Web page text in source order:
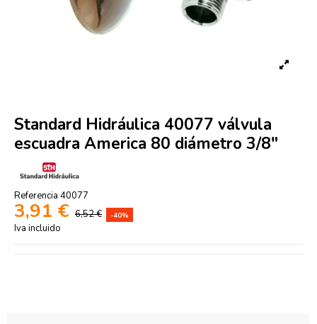
Standard Hidráulica 40077 válvula
escuadra America 80 diámetro 3/8"
Referencia 40077
3,91 € 6,52 € -40%
Iva incluido